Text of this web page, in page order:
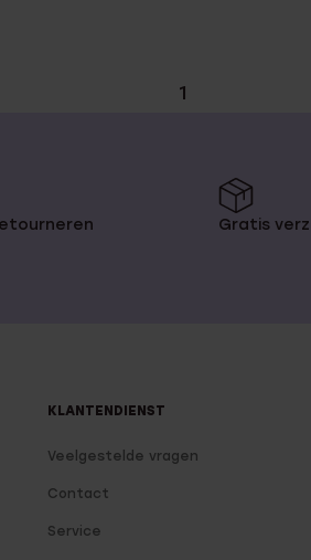
1
Gratis
KLANTENDIENST
Veelgestelde vragen
Contact
Service